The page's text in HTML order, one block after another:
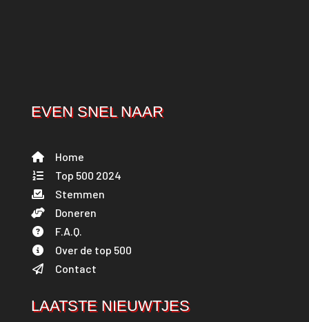
EVEN SNEL NAAR
Home
Top 500 2024
Stemmen
Doneren
F.A.Q.
Over de top 500
Contact
LAATSTE NIEUWTJES